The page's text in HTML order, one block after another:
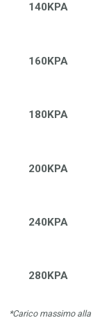
140KPA
160KPA
180KPA
200KPA
240KPA
280KPA
*Carico massimo